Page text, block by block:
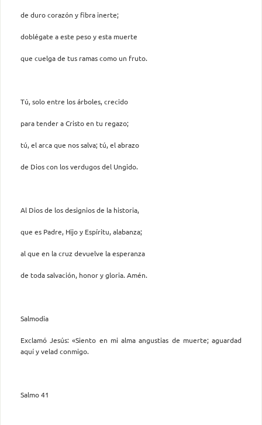
de duro corazón y fibra inerte;
doblégate a este peso y esta muerte
que cuelga de tus ramas como un fruto.
Tú, solo entre los árboles, crecido
para tender a Cristo en tu regazo;
tú, el arca que nos salva; tú, el abrazo
de Dios con los verdugos del Ungido.
Al Dios de los designios de la historia,
que es Padre, Hijo y Espíritu, alabanza;
al que en la cruz devuelve la esperanza
de toda salvación, honor y gloria. Amén.
Salmodia
Exclamó Jesús: «Siento en mi alma angustias de muerte; aguardad
aquí y velad conmigo.
Salmo 41